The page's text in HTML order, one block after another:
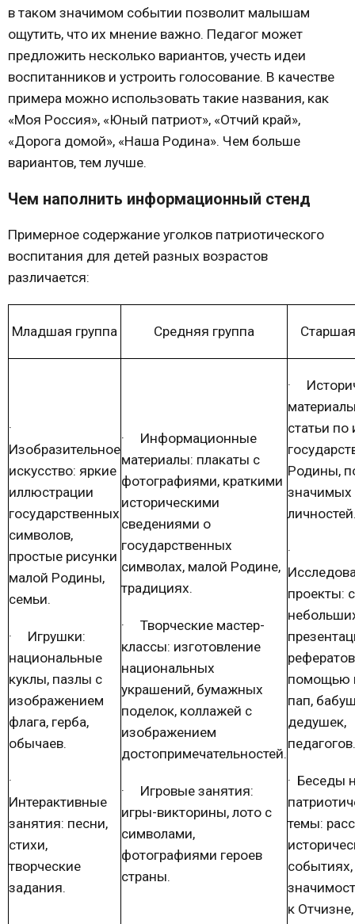
в таком значимом событии позволит малышам
ощутить, что их мнение важно. Педагог может
предложить несколько вариантов, учесть идеи
воспитанников и устроить голосование. В качестве
примера можно использовать такие названия, как
«Моя Россия», «Юный патриот», «Отчий край»,
«Дорога домой», «Наша Родина». Чем больше
вариантов, тем лучше.
Чем наполнить информационный стенд
Примерное содержание уголков патриотического
воспитания для детей разных возрастов
различается:
Младшая группа Средняя группа
·
Изобразительное
искусство: яркие
иллюстрации
государственных
символов,
простые рисунки
малой Родины,
семьи.
·
Игрушки:
национальные
куклы, пазлы с
изображением
флага, герба,
обычаев.
·
Интерактивные
занятия: песни,
стихи,
творческие
задания.
·
Информационные
материалы: плакаты с
фотографиями, краткими
историческими
сведениями о
государственных
символах, малой Родине,
традициях.
·
Творческие мастер-
классы: изготовление
национальных
украшений, бумажных
поделок, коллажей с
изображением
достопримечательностей.
·
Игровые занятия:
игры-викторины, лото с
символами,
фотографиями героев
страны.
·
статьи по
Родины,
значимых
·
проекты:
помощью
пап,
дедушек,
педагогов.
· Беседы
темы:
к